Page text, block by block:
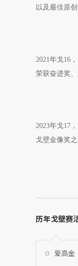
以及最佳原创
2021年戈16
荣获奋进奖
2023年戈17
戈壁金像奖
历年戈壁赛
爱高金